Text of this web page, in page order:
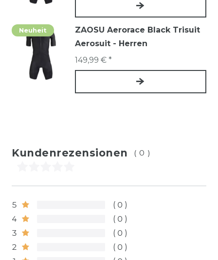
Neuheit
ZAOSU Aerorace Black Trisuit
Aerosuit - Herren
149,99 € *
Kundenrezensionen (0)
5
0
4
0
3
0
2
0